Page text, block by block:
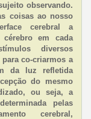
observando.
coisas ao nosso
cerebral a
em cada
diversos
co-criarmos a
da luz refletida
do mesmo
ou seja, a
pelas
cerebral,